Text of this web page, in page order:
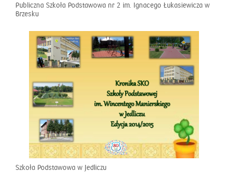
Publiczna Szkoła Podstawowa nr 2 im. Ignacego Łukasiewicza w
Brzesku
Szkoła Podstawowa w Jedliczu